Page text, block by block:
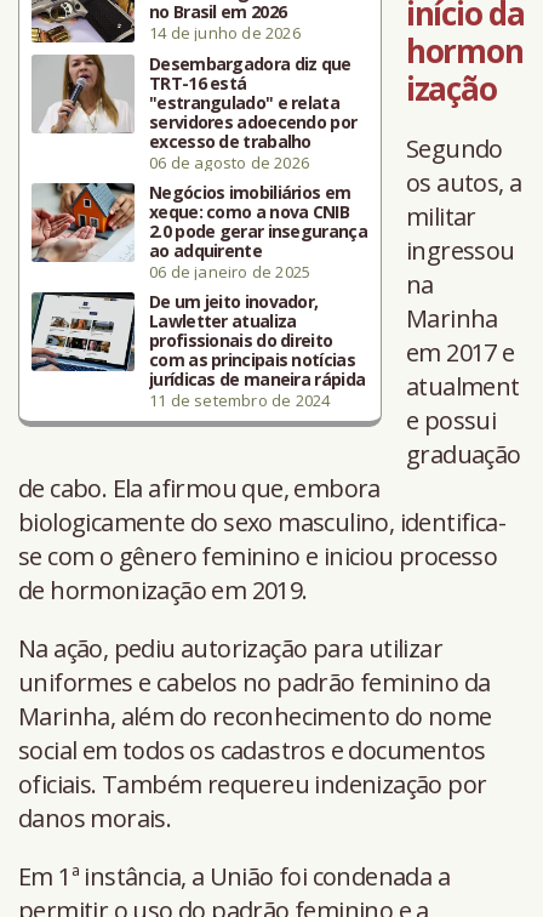
no Brasil em 2026
14 de junho de 2026
Desembargadora diz que
TRT-16 está
"estrangulado" e relata
servidores adoecendo por
excesso de trabalho
06 de agosto de 2026
Negócios imobiliários em
xeque: como a nova CNIB
2.0 pode gerar insegurança
ao adquirente
06 de janeiro de 2025
De um jeito inovador,
Lawletter atualiza
profissionais do direito
com as principais notícias
jurídicas de maneira rápida
11 de setembro de 2024
início da
hormon
ização
Segundo
os autos, a
militar
ingressou
na
Marinha
em 2017 e
atualment
e possui
graduação
de cabo. Ela afirmou que, embora
biologicamente do sexo masculino, identifica-
se com o gênero feminino e iniciou processo
de hormonização em 2019.
Na ação, pediu autorização para utilizar
uniformes e cabelos no padrão feminino da
Marinha, além do reconhecimento do nome
social em todos os cadastros e documentos
oficiais. Também requereu indenização por
danos morais.
Em 1ª instância, a União foi condenada a